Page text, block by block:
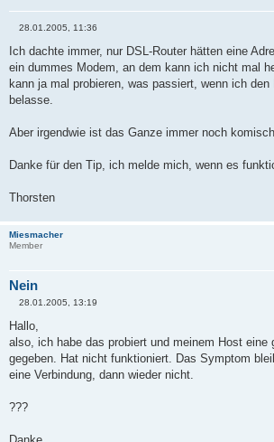
e
i
t
a
g
28.01.2005, 11:36
Ich dachte immer, nur DSL-Router hätten eine
ein dummes Modem, an dem kann ich nicht mal
kann ja mal probieren, was passiert, wenn ich den
belasse.
Aber irgendwie ist das Ganze immer noch komisch.
Danke für den Tip, ich melde mich, wenn es
Thorsten
Miesmacher
Member
Nein
e
i
t
a
g
28.01.2005, 13:19
Hallo,
also, ich habe das probiert und meinem Host eine
gegeben. Hat nicht funktioniert. Das Symptom
eine Verbindung, dann wieder nicht.
???